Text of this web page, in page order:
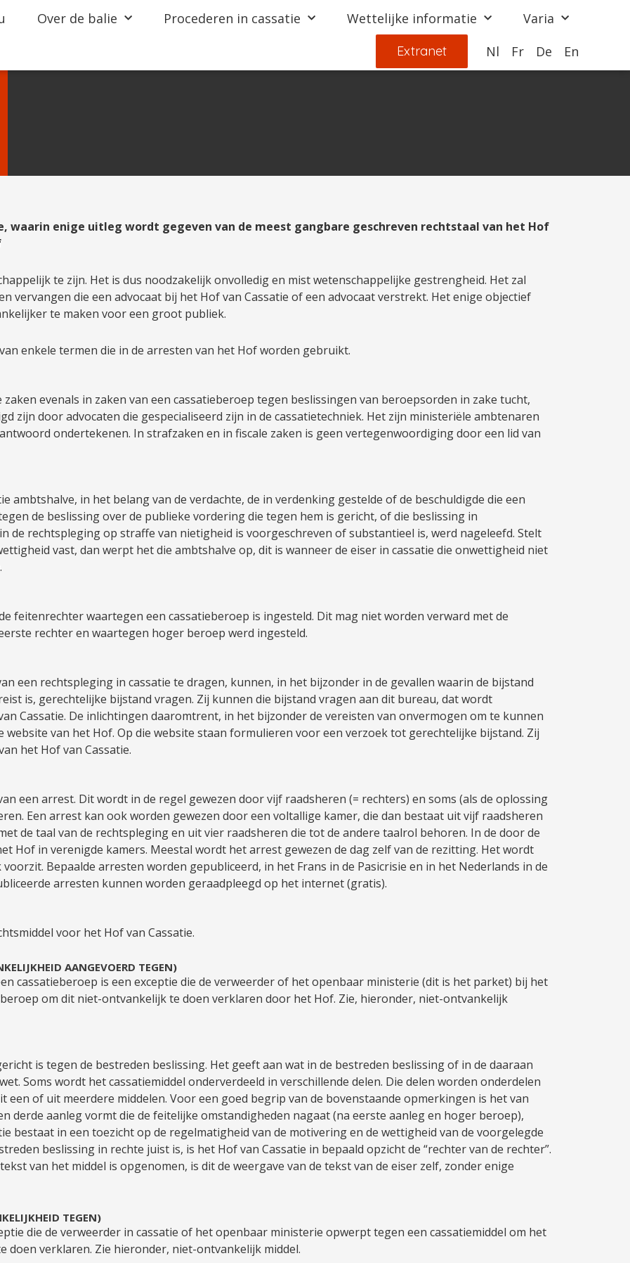
Over de balie Procederen in cassatie Wettelijke informatie Varia
Extranet Nl Fr De En
waarin enige uitleg wordt gegeven van de meest gangbare geschreven rechtstaal van het Hof
te zijn. Het is dus noodzakelijk onvolledig en mist wetenschappelijke gestrengheid. Het zal
vervangen die een advocaat bij het Hof van Cassatie of een advocaat verstrekt. Het enige objectief
te maken voor een groot publiek.
enkele termen die in de arresten van het Hof worden gebruikt.
evenals in zaken van een cassatieberoep tegen beslissingen van beroepsorden in zake tucht,
zijn door advocaten die gespecialiseerd zijn in de cassatietechniek. Het zijn ministeriële ambtenaren
ondertekenen. In strafzaken en in fiscale zaken is geen vertegenwoordiging door een lid van
ambtshalve, in het belang van de verdachte, de in verdenking gestelde of de beschuldigde die een
de beslissing over de publieke vordering die tegen hem is gericht, of die beslissing in
de rechtspleging op straffe van nietigheid is voorgeschreven of substantieel is, werd nageleefd. Stelt
vast, dan werpt het die ambtshalve op, dit is wanneer de eiser in cassatie die onwettigheid niet
feitenrechter waartegen een cassatieberoep is ingesteld. Dit mag niet worden verward met de
rechter en waartegen hoger beroep werd ingesteld.
een rechtspleging in cassatie te dragen, kunnen, in het bijzonder in de gevallen waarin de bijstand
is, gerechtelijke bijstand vragen. Zij kunnen die bijstand vragen aan dit bureau, dat wordt
Cassatie. De inlichtingen daaromtrent, in het bijzonder de vereisten van onvermogen om te kunnen
website van het Hof. Op die website staan formulieren voor een verzoek tot gerechtelijke bijstand. Zij
het Hof van Cassatie.
een arrest. Dit wordt in de regel gewezen door vijf raadsheren (= rechters) en soms (als de oplossing
Een arrest kan ook worden gewezen door een voltallige kamer, die dan bestaat uit vijf raadsheren
de taal van de rechtspleging en uit vier raadsheren die tot de andere taalrol behoren. In de door de
Hof in verenigde kamers. Meestal wordt het arrest gewezen de dag zelf van de rezitting. Het wordt
Bepaalde arresten worden gepubliceerd, in het Frans in de Pasicrisie en in het Nederlands in de
arresten kunnen worden geraadpleegd op het internet (gratis).
voor het Hof van Cassatie.
AANGEVOERD TEGEN)
cassatieberoep is een exceptie die de verweerder of het openbaar ministerie (dit is het parket) bij het
om dit niet-ontvankelijk te doen verklaren door het Hof. Zie, hieronder, niet-ontvankelijk
is tegen de bestreden beslissing. Het geeft aan wat in de bestreden beslissing of in de daaraan
Soms wordt het cassatiemiddel onderverdeeld in verschillende delen. Die delen worden onderdelen
een of uit meerdere middelen. Voor een goed begrip van de bovenstaande opmerkingen is het van
derde aanleg vormt die de feitelijke omstandigheden nagaat (na eerste aanleg en hoger beroep),
bestaat in een toezicht op de regelmatigheid van de motivering en de wettigheid van de voorgelegde
beslissing in rechte juist is, is het Hof van Cassatie in bepaald opzicht de “rechter van de rechter”.
van het middel is opgenomen, is dit de weergave van de tekst van de eiser zelf, zonder enige
TEGEN)
die de verweerder in cassatie of het openbaar ministerie opwerpt tegen een cassatiemiddel om het
doen verklaren. Zie hieronder, niet-ontvankelijk middel.